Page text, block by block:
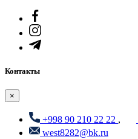
Контакты
×
+998 90 210 22 22 ,
west8282@bk.ru